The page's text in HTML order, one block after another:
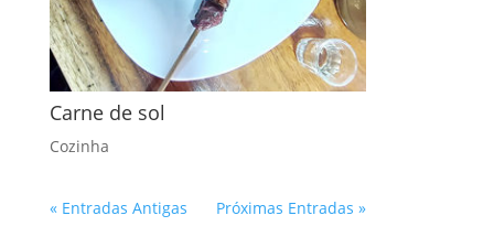
Carne de sol
Cozinha
« Entradas Antigas Próximas Entradas »